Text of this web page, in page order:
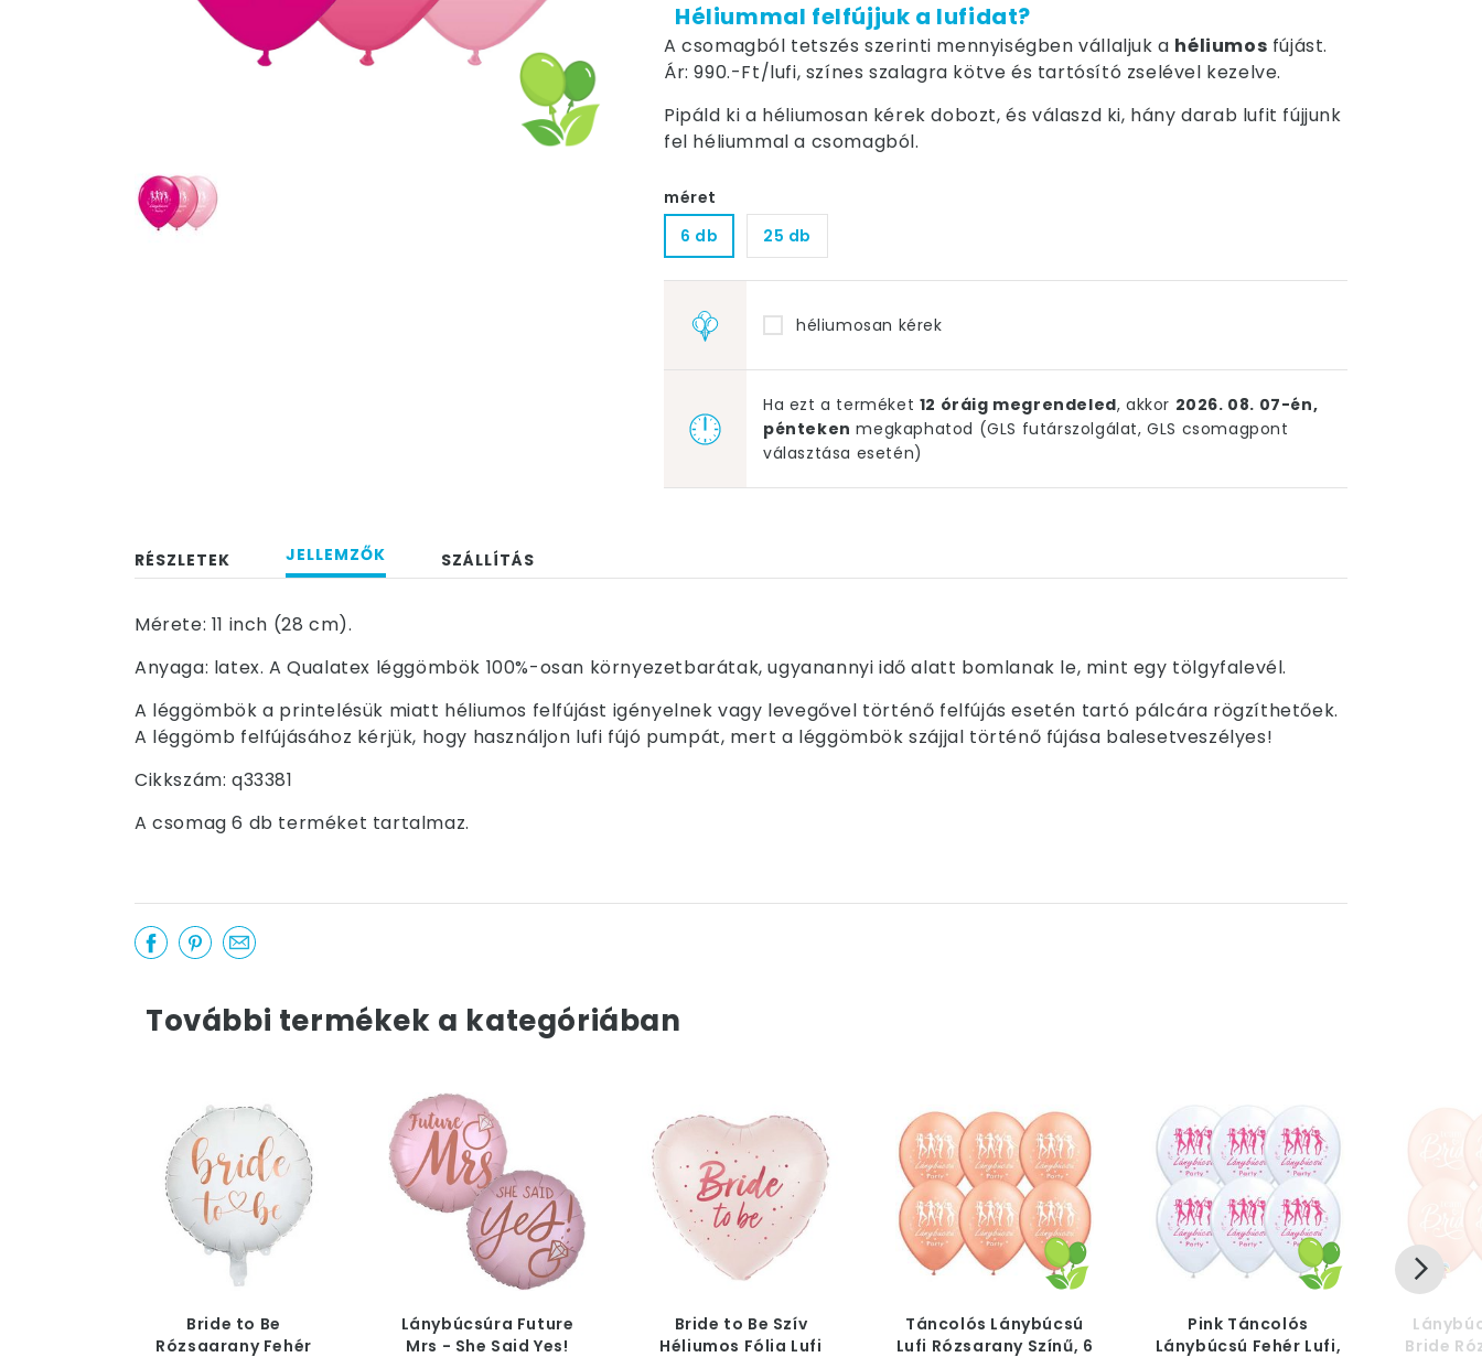
Héliummal felfújjuk a lufidat?
A csomagból tetszés szerinti mennyiségben vállaljuk a héliumos fújást.
Ár: 990.-Ft/lufi, színes szalagra kötve és tartósító zselével kezelve.
Pipáld ki a héliumosan kérek dobozt, és válaszd ki, hány darab lufit fújjunk
fel héliummal a csomagból.
méret
6 db
25 db
héliumosan kérek
Ha ezt a terméket 12 óráig megrendeled, akkor 2026. 08. 07-én,
pénteken megkaphatod (GLS futárszolgálat, GLS csomagpont
választása esetén)
RÉSZLETEK JELLEMZŐK SZÁLLÍTÁS
Mérete: 11 inch (28 cm).
Anyaga: latex. A Qualatex léggömbök 100%-osan környezetbarátak, ugyanannyi idő alatt bomlanak le, mint egy tölgyfalevél.
A léggömbök a printelésük miatt héliumos felfújást igényelnek vagy levegővel történő felfújás esetén tartó pálcára rögzíthetőek.
A léggömb felfújásához kérjük, hogy használjon lufi fújó pumpát, mert a léggömbök szájjal történő fújása balesetveszélyes!
Cikkszám: q33381
A csomag 6 db terméket tartalmaz.
További termékek a kategóriában
Bride to Be
Rózsaarany Fehér
Lánybúcsúra Future
Mrs - She Said Yes!
Bride to Be Szív
Héliumos Fólia Lufi
Táncolós Lánybúcsú
Lufi Rózsarany Színű, 6
Pink Táncolós
Lánybúcsú Fehér Lufi,
Bride